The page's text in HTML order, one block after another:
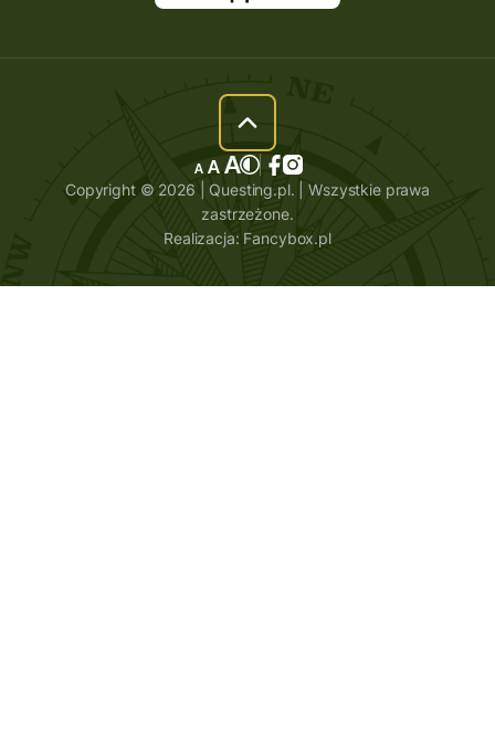
Copyright © 2026 | Questing.pl. | Wszystkie prawa
zastrzeżone.
Realizacja: Fancybox.pl